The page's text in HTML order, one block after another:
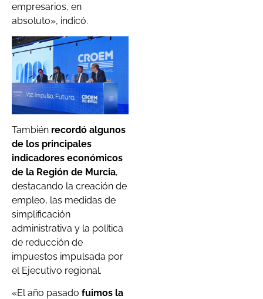
empresarios, en
absoluto», indicó.
También recordó algunos
de los principales
indicadores económicos
de la Región de Murcia,
destacando la creación de
empleo, las medidas de
simplificación
administrativa y la política
de reducción de
impuestos impulsada por
el Ejecutivo regional.
«El año pasado fuimos la